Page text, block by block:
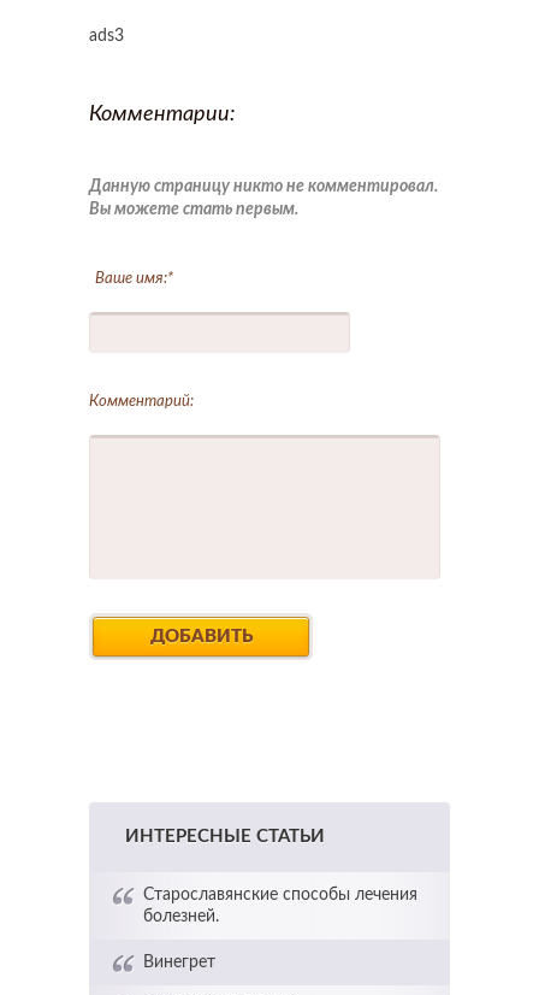
ads3
Комментарии:
Данную страницу никто не комментировал.
Вы можете стать первым.
Ваше имя:*
Комментарий:
ИНТЕРЕСНЫЕ СТАТЬИ
Старославянские способы лечения
болезней.
Винегрет